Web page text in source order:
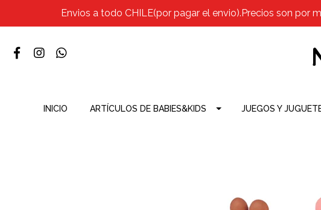
Envios a todo CHILE(por pagar el envio).Precios son por
INICIO ARTÍCULOS DE BABIES&KIDS JUEGOS Y